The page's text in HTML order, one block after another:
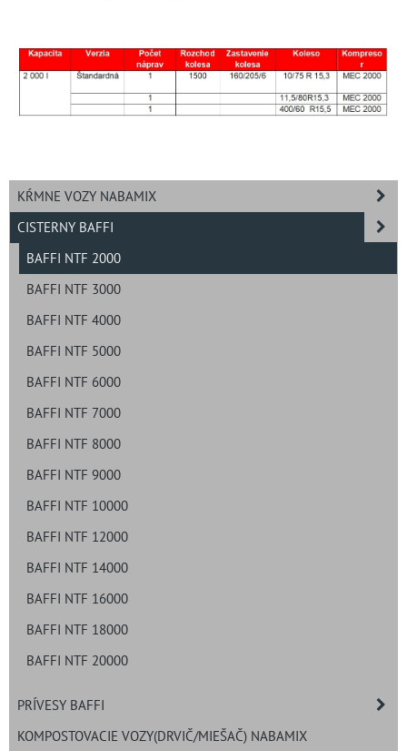
KŔMNE VOZY NABAMIX
CISTERNY BAFFI
BAFFI NTF 2000
BAFFI NTF 3000
BAFFI NTF 4000
BAFFI NTF 5000
BAFFI NTF 6000
BAFFI NTF 7000
BAFFI NTF 8000
BAFFI NTF 9000
BAFFI NTF 10000
BAFFI NTF 12000
BAFFI NTF 14000
BAFFI NTF 16000
BAFFI NTF 18000
BAFFI NTF 20000
PRÍVESY BAFFI
KOMPOSTOVACIE VOZY(DRVIČ/MIEŠAČ) NABAMIX